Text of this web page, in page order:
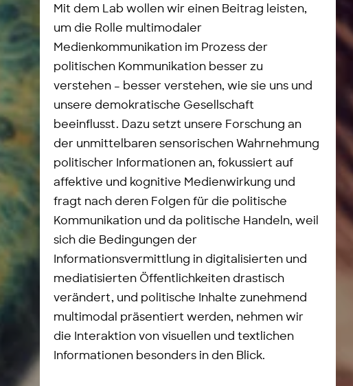
Mit dem Lab wollen wir einen Beitrag leisten,
um die Rolle multimodaler
Medienkommunikation im Prozess der
politischen Kommunikation besser zu
verstehen – besser verstehen, wie sie uns und
unsere demokratische Gesellschaft
beeinflusst. Dazu setzt unsere Forschung an
der unmittelbaren sensorischen Wahrnehmung
politischer Informationen an, fokussiert auf
affektive und kognitive Medienwirkung und
fragt nach deren Folgen für die politische
Kommunikation und da politische Handeln, weil
sich die Bedingungen der
Informationsvermittlung in digitalisierten und
mediatisierten Öffentlichkeiten drastisch
verändert, und politische Inhalte zunehmend
multimodal präsentiert werden, nehmen wir
die Interaktion von visuellen und textlichen
Informationen besonders in den Blick.